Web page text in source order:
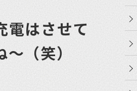
電はさせて
（笑）